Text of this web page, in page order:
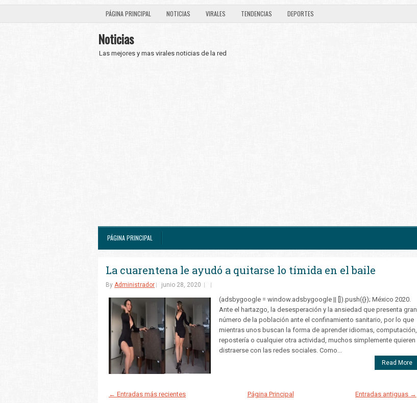
PÁGINA PRINCIPAL NOTICIAS VIRALES TENDENCIAS DEPORTES
Noticias
Las mejores y mas virales noticias de la red
PÁGINA PRINCIPAL
La cuarentena le ayudó a quitarse lo tímida en el baile
By Administrador junio 28, 2020
(adsbygoogle = window.adsbygoogle || []).push({}); México 2020.
Ante el hartazgo, la desesperación y la ansiedad que presenta gran
número de la población ante el confinamiento sanitario, por lo que
mientras unos buscan la forma de aprender idiomas, computación,
repostería o cualquier otra actividad, muchos simplemente quieren
distraerse con las redes sociales. Como...
Read More
← Entradas más recientes Entradas antiguas →
Página Principal